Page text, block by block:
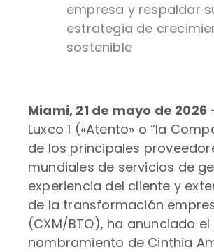
empresa y respaldar
estrategia de
sostenible
Miami, 21 de mayo de 2026
Luxco 1 («Atento» o “la
de los principales
mundiales de servicios de
experiencia del cliente y
de la transformación
(CXM/BTO), ha anunciado el
nombramiento de Cinthia